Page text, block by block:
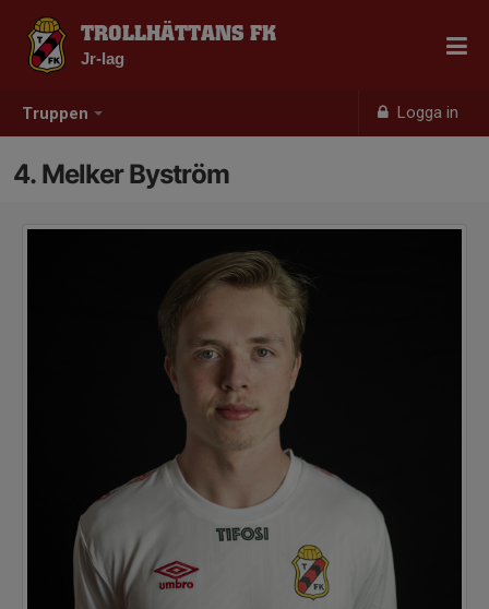
Truppen Logga in
TROLLHÄTTANS FK
Jr-lag
4. Melker Byström